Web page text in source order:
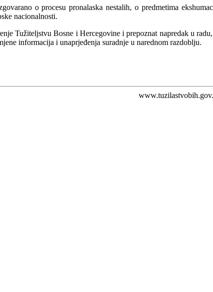
o procesu pronalaska nestalih, o predmetima
nacionalnosti.
Tužiteljstvu Bosne i Hercegovine i prepoznat napredak u
informacija i unaprjeđenja suradnje u narednom razdoblju.